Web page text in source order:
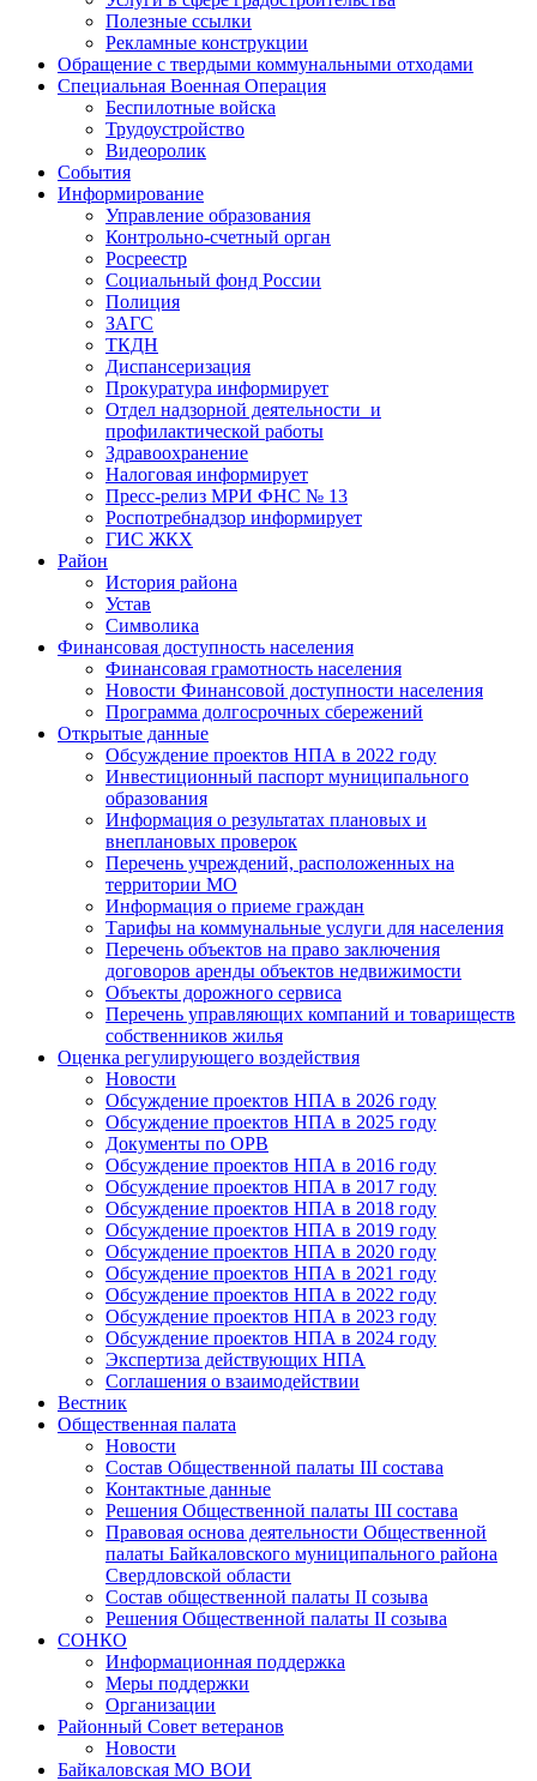
Полезные ссылки
Рекламные конструкции
Обращение с твердыми коммунальными отходами
Специальная Военная Операция
Беспилотные войска
Трудоустройство
Видеоролик
События
Информирование
Управление образования
Контрольно-счетный орган
Росреестр
Социальный фонд России
Полиция
ЗАГС
ТКДН
Диспансеризация
Прокуратура информирует
Отдел надзорной деятельности и
профилактической работы
Здравоохранение
Налоговая информирует
Пресс-релиз МРИ ФНС № 13
Роспотребнадзор информирует
ГИС ЖКХ
Район
История района
Устав
Символика
Финансовая доступность населения
Финансовая грамотность населения
Новости Финансовой доступности населения
Программа долгосрочных сбережений
Открытые данные
Обсуждение проектов НПА в 2022 году
Инвестиционный паспорт муниципального
образования
Информация о результатах плановых и
внеплановых проверок
Перечень учреждений, расположенных на
территории МО
Информация о приеме граждан
Тарифы на коммунальные услуги для населения
Перечень объектов на право заключения
договоров аренды объектов недвижимости
Объекты дорожного сервиса
Перечень управляющих компаний и товариществ
собственников жилья
Оценка регулирующего воздействия
Новости
Обсуждение проектов НПА в 2026 году
Обсуждение проектов НПА в 2025 году
Документы по ОРВ
Обсуждение проектов НПА в 2016 году
Обсуждение проектов НПА в 2017 году
Обсуждение проектов НПА в 2018 году
Обсуждение проектов НПА в 2019 году
Обсуждение проектов НПА в 2020 году
Обсуждение проектов НПА в 2021 году
Обсуждение проектов НПА в 2022 году
Обсуждение проектов НПА в 2023 году
Обсуждение проектов НПА в 2024 году
Экспертиза действующих НПА
Соглашения о взаимодействии
Вестник
Общественная палата
Новости
Состав Общественной палаты III состава
Контактные данные
Решения Общественной палаты III состава
Правовая основа деятельности Общественной
палаты Байкаловского муниципального района
Свердловской области
Состав общественной палаты II созыва
Решения Общественной палаты II созыва
СОНКО
Информационная поддержка
Меры поддержки
Организации
Районный Совет ветеранов
Новости
Байкаловская МО ВОИ